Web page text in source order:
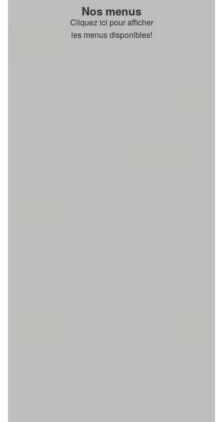
Nos menus
Cliquez ici pour afficher
les menus disponibles!